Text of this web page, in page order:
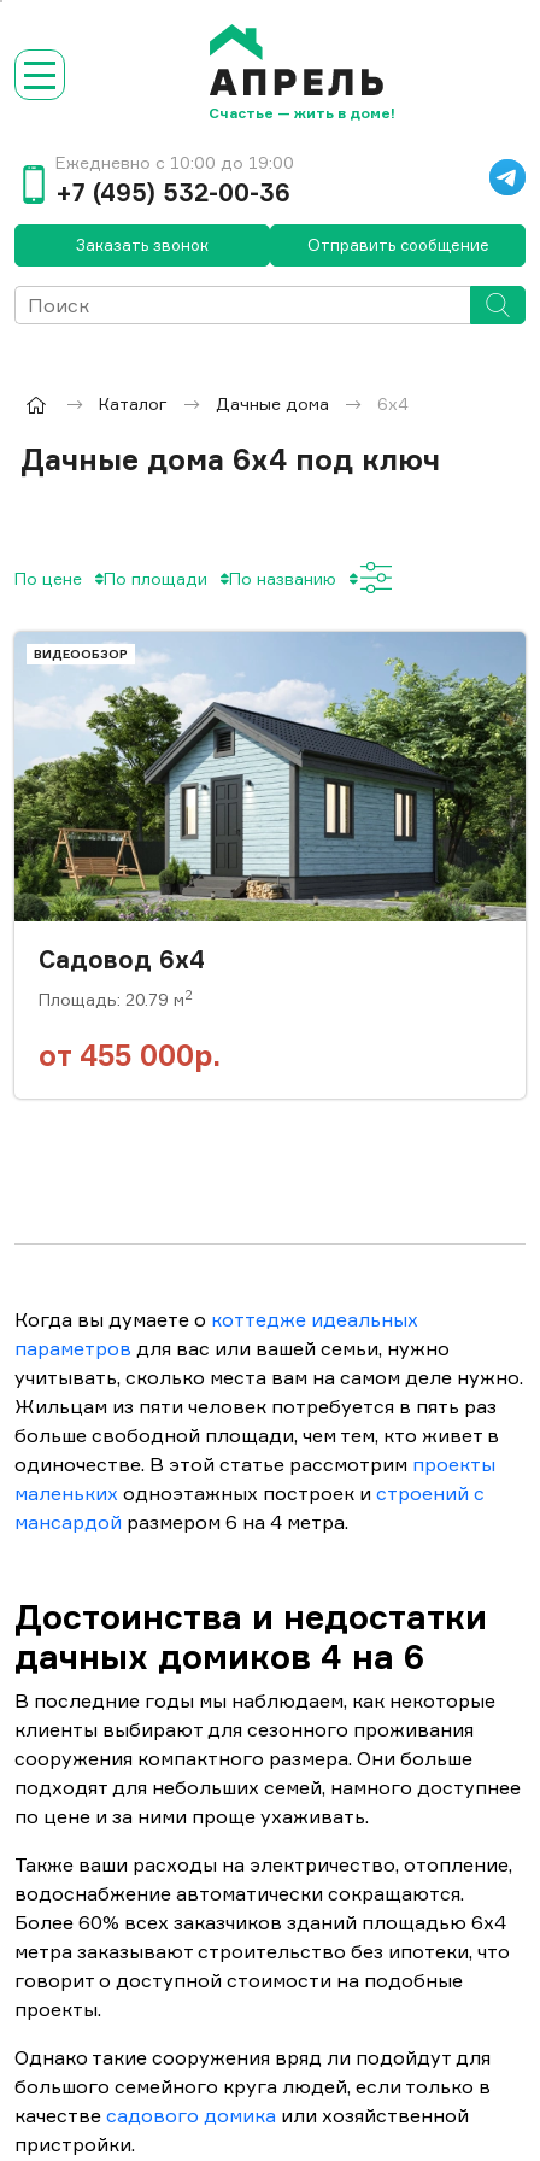
Счастье — жить в доме!
Ежедневно с 10:00 до 19:00
+7 (495) 532-00-36
Заказать звонок Отправить сообщение
Каталог Дачные дома 6x4
Дачные дома 6x4 под ключ
По цене По площади По названию
ВИДЕООБЗОР
Садовод 6х4
Площадь: 20.79 м2
от 455 000р.
Когда вы думаете о коттедже идеальных
параметров для вас или вашей семьи, нужно
учитывать, сколько места вам на самом деле нужно.
Жильцам из пяти человек потребуется в пять раз
больше свободной площади, чем тем, кто живет в
одиночестве. В этой статье рассмотрим проекты
маленьких одноэтажных построек и строений с
мансардой размером 6 на 4 метра.
Достоинства и недостатки
дачных домиков 4 на 6
В последние годы мы наблюдаем, как некоторые
клиенты выбирают для сезонного проживания
сооружения компактного размера. Они больше
подходят для небольших семей, намного доступнее
по цене и за ними проще ухаживать.
Также ваши расходы на электричество, отопление,
водоснабжение автоматически сокращаются.
Более 60% всех заказчиков зданий площадью 6х4
метра заказывают строительство без ипотеки, что
говорит о доступной стоимости на подобные
проекты.
Однако такие сооружения вряд ли подойдут для
большого семейного круга людей, если только в
качестве садового домика или хозяйственной
пристройки.